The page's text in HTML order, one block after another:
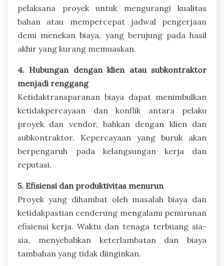
pelaksana proyek untuk mengurangi kualitas
bahan atau mempercepat jadwal pengerjaan
demi menekan biaya, yang berujung pada hasil
akhir yang kurang memuaskan.
4. Hubungan dengan klien atau subkontraktor
menjadi renggang
Ketidaktransparanan biaya dapat menimbulkan
ketidakpercayaan dan konflik antara pelaku
proyek dan vendor, bahkan dengan klien dan
subkontraktor. Kepercayaan yang buruk akan
berpengaruh pada kelangsungan kerja dan
reputasi.
5. Efisiensi dan produktivitas menurun
Proyek yang dihambat oleh masalah biaya dan
ketidakpastian cenderung mengalami penurunan
efisiensi kerja. Waktu dan tenaga terbuang sia-
sia, menyebabkan keterlambatan dan biaya
tambahan yang tidak diinginkan.